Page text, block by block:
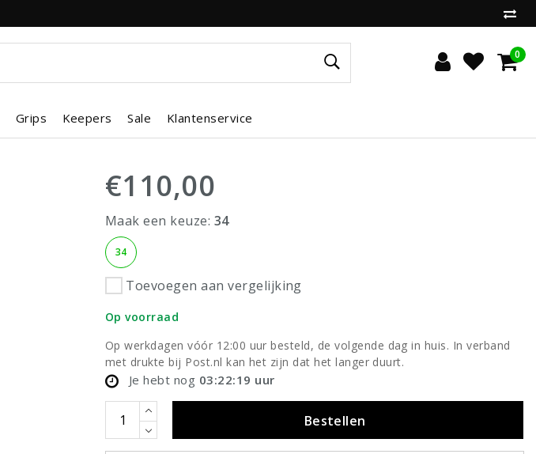
0
Grips Keepers Sale Klantenservice
€110,00
Maak een keuze: 34
34
Toevoegen aan vergelijking
Op voorraad
Op werkdagen vóór 12:00 uur besteld, de volgende dag in huis. In verband
met drukte bij Post.nl kan het zijn dat het langer duurt.
Je hebt nog 03:22:19 uur
Bestellen